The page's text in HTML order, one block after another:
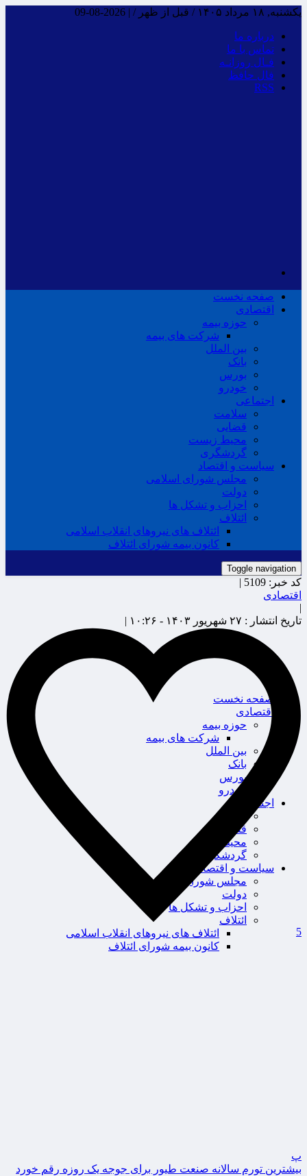
یکشنبه, ۱۸ مرداد ۱۴۰۵ / قبل از ظهر / |
2026-08-09
درباره ما
تماس با ما
فـال روزانـه
فال حافظ
RSS
صفحه نخست
اقتصادی
حوزه بیمه
شرکت های بیمه
بین الملل
بانک
بورس
خودرو
اجتماعی
سلامت
قضایی
محیط زیست
گردشگری
سیاست و اقتصاد
مجلس شورای اسلامی
دولت
احزاب و تشکل ها
ائتلاف
ائتلاف های نیروهای انقلاب اسلامی
کانون بیمه شورای ائتلاف
Toggle navigation
صفحه نخست
اقتصادی
حوزه بیمه
شرکت های بیمه
بین الملل
بانک
بورس
خودرو
اجتماعی
سلامت
قضایی
محیط زیست
گردشگری
سیاست و اقتصاد
مجلس شورای اسلامی
دولت
احزاب و تشکل ها
ائتلاف
ائتلاف های نیروهای انقلاب اسلامی
کانون بیمه شورای ائتلاف
کد خبر: 5109 |
اقتصادی
|
تاریخ انتشار : ۲۷ شهریور ۱۴۰۳ - ۱۰:۲۶ |
5
پ
بیشترین تورم سالانه صنعت طیور برای جوجه یک روزه رقم خورد